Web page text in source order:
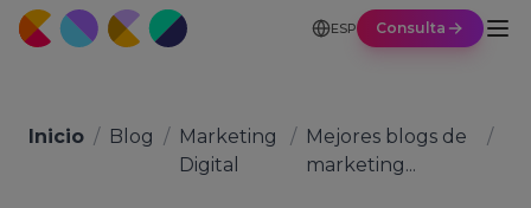
ESP Consulta
Inicio / Blog / Marketing
Digital
/ Mejores blogs de
marketing...
/